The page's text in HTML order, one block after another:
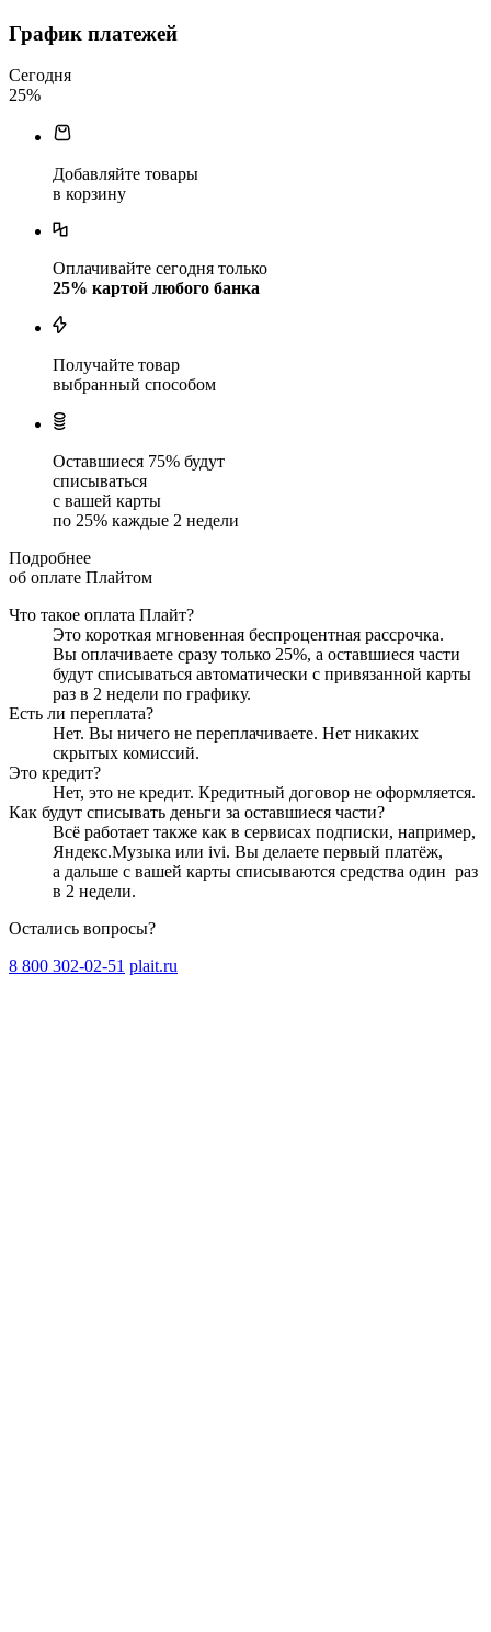
График платежей
Сегодня
25%
Добавляйте товары
в корзину
Оплачивайте сегодня только
25% картой любого банка
Получайте товар
выбранный способом
Оставшиеся 75% будут
списываться
с вашей карты
по 25% каждые 2 недели
Подробнее
об оплате Плайтом
Что такое оплата Плайт?
Это короткая мгновенная беспроцентная рассрочка.
Вы оплачиваете сразу только 25%, а оставшиеся части
будут списываться автоматически с привязанной карты
раз в 2 недели по графику.
Есть ли переплата?
Нет. Вы ничего не переплачиваете. Нет никаких
скрытых комиссий.
Это кредит?
Нет, это не кредит. Кредитный договор не оформляется.
Как будут списывать деньги за оставшиеся части?
Всё работает также как в сервисах подписки, например,
Яндекс.Музыка или ivi. Вы делаете первый платёж,
а дальше с вашей карты списываются средства один раз
в 2 недели.
Остались вопросы?
8 800 302-02-51 plait.ru